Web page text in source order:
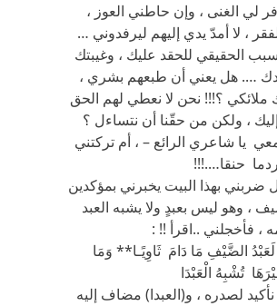
لي الغنى ، وإن حاطني العوز ،
، لا أمدّ يدي إليهم ليرفدوني …
الحقيقي للحقد عليك ، وغيبتك
…. هل يعني أن طبعهم بشري ،
؟!!! نحن لا نعطي لهم الحق
، ولكن من حقّنا أن نتساءل ؟
يا شاعري الرائع – ، أم تركتني
حنقا….!!!
ضربني بهذا البيت يخبرني بمؤكدين
، وهو ليس بعبدٍ ولا يشبه العبد
، فأخجلني ..اقرأ !! :
لَعَبْدُ الضَّيْفِ مَا دَامَ ثَاوِيًـا** وَمَا
تُشْبِهُ الْعَبْدَا
لصدره ، و(العبدا) مضاف إليه